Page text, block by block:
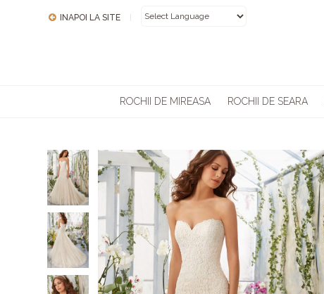
INAPOI LA SITE
ROCHII DE MIREASA ROCHII DE SEARA